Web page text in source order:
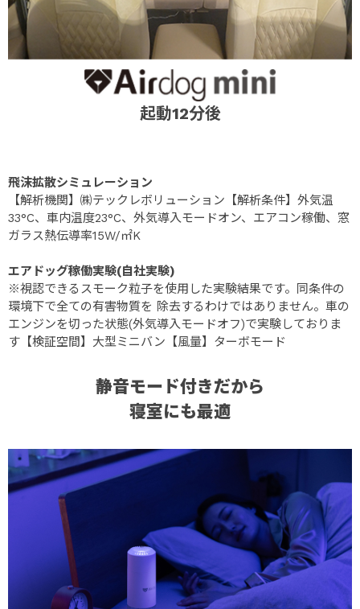
起動12分後
飛沫拡散シミュレーション
【解析機関】㈱テックレボリューション【解析条件】外気温
33°C、車内温度23°C、外気導入モードオン、エアコン稼働、窓
ガラス熱伝導率15W/㎡K
エアドッグ稼働実験(自社実験)
※視認できるスモーク粒子を使用した実験結果です。同条件の
環境下で全ての有害物質を 除去するわけではありません。車の
エンジンを切った状態(外気導入モードオフ)で実験しておりま
す【検証空間】大型ミニバン【風量】ターボモード
静音モード付きだから
寝室にも最適